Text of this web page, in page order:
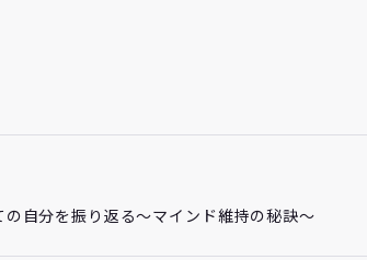
の自分を振り返る～マインド維持の秘訣～